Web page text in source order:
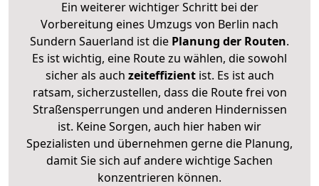
Ein weiterer wichtiger Schritt bei der
Vorbereitung eines Umzugs von Berlin nach
Sundern Sauerland ist die Planung der Routen.
Es ist wichtig, eine Route zu wählen, die sowohl
sicher als auch zeiteffizientist. Es ist auch
ratsam, sicherzustellen, dass die Route frei von
Straßensperrungen und anderen Hindernissen
ist. Keine Sorgen, auch hier haben wir
Spezialisten und übernehmen gerne die Planung,
damit Sie sich auf andere wichtige Sachen
konzentrieren können.